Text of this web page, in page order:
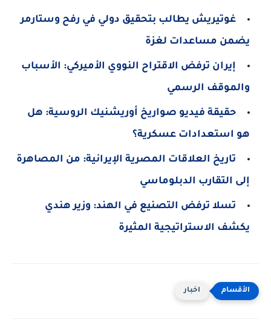
غوتيريش يطالب بتحقيق دولي في رفح وستارمر
يضمن مساعدات لغزة
إيران ترفض الاقتراح النووي الأميركي: الأسباب
والموقف الرسمي
حقيقة فيديو صواريخ أوريشنيك الروسية: هل
هو استعدادات عسكرية؟
تاريخ العلاقات المصرية الإيرانية: من المصاهرة
إلى التقارب الدبلوماسي
تسلا ترفض التصنيع في الهند: وزير هندي
يكشف الاستراتيجية المثيرة
اخبار